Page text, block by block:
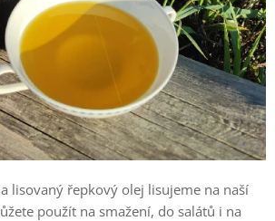
lisovaný řepkový olej lisujeme na naší
použít na smažení, do salátů i na